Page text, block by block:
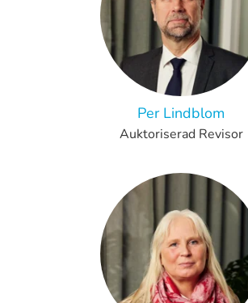
Per Lindblom
Auktoriserad Revisor